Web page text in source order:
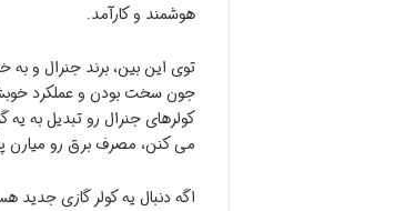
هوشمند و کارآمد.
توی این بین، برند جنرال و به
جون سخت بودن و عملکرد
کولرهای جنرال رو تبدیل به
می کنن، مصرف برق رو میارن
اگه دنبال یه کولر گازی جدید